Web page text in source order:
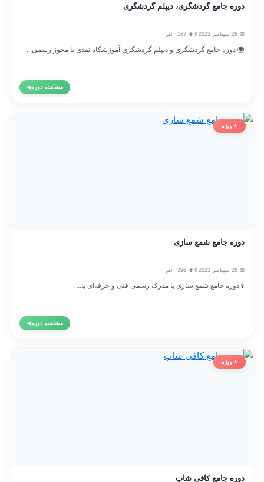
دوره جامع گردشگری، دیپلم گردشگری
👨‍🎓 167+ نفر
🌍 دوره جامع گردشگری و دیپلم گردشگری آموزشگاه نقدی با مجوز رسمی...
مشاهده دوره◀
⭐ ویژه
دوره جامع شمع سازی
👨‍🎓 396+ نفر
🕯️ دوره جامع شمع سازی با مدرک رسمی فنی و حرفه‌ای با...
مشاهده دوره◀
⭐ ویژه
دوره جامع کافی شاپ